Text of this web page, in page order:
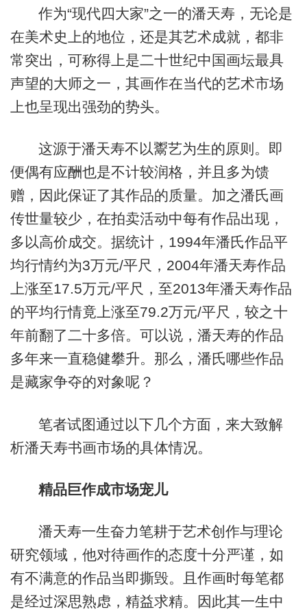
作为“现代四大家”之一的潘天寿，无论是
在美术史上的地位，还是其艺术成就，都非
常突出，可称得上是二十世纪中国画坛最具
声望的大师之一，其画作在当代的艺术市场
上也呈现出强劲的势头。
这源于潘天寿不以鬻艺为生的原则。即
便偶有应酬也是不计较润格，并且多为馈
赠，因此保证了其作品的质量。加之潘氏画
传世量较少，在拍卖活动中每有作品出现，
多以高价成交。据统计，1994年潘氏作品平
均行情约为3万元/平尺，2004年潘天寿作品
上涨至17.5万元/平尺，至2013年潘天寿作品
的平均行情竟上涨至79.2万元/平尺，较之十
年前翻了二十多倍。可以说，潘天寿的作品
多年来一直稳健攀升。那么，潘氏哪些作品
是藏家争夺的对象呢？
笔者试图通过以下几个方面，来大致解
析潘天寿书画市场的具体情况。
精品巨作成市场宠儿
潘天寿一生奋力笔耕于艺术创作与理论
研究领域，他对待画作的态度十分严谨，如
有不满意的作品当即撕毁。且作画时每笔都
是经过深思熟虑，精益求精。因此其一生中